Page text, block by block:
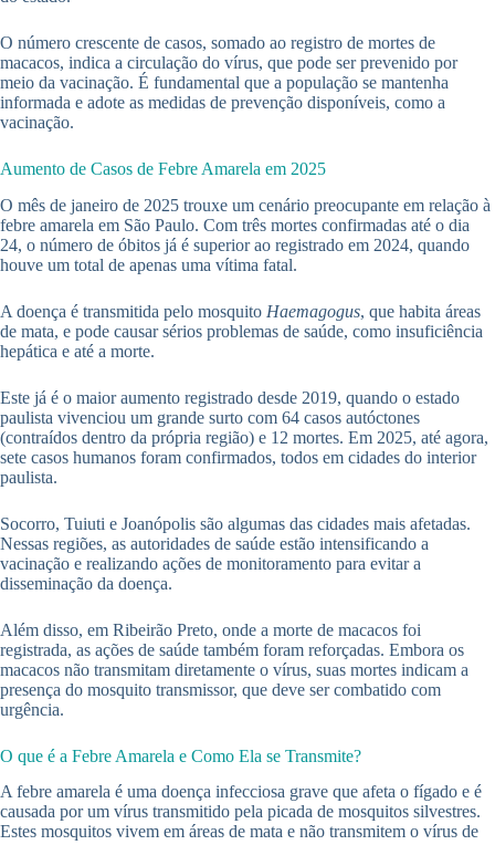
O número crescente de casos, somado ao registro de mortes de
macacos, indica a circulação do vírus, que pode ser prevenido por
meio da vacinação. É fundamental que a população se mantenha
informada e adote as medidas de prevenção disponíveis, como a
vacinação.
Aumento de Casos de Febre Amarela em 2025
O mês de janeiro de 2025 trouxe um cenário preocupante em relação à
febre amarela em São Paulo. Com três mortes confirmadas até o dia
24, o número de óbitos já é superior ao registrado em 2024, quando
houve um total de apenas uma vítima fatal.
A doença é transmitida pelo mosquito Haemagogus, que habita áreas
de mata, e pode causar sérios problemas de saúde, como insuficiência
hepática e até a morte.
Este já é o maior aumento registrado desde 2019, quando o estado
paulista vivenciou um grande surto com 64 casos autóctones
(contraídos dentro da própria região) e 12 mortes. Em 2025, até agora,
sete casos humanos foram confirmados, todos em cidades do interior
paulista.
Socorro, Tuiuti e Joanópolis são algumas das cidades mais afetadas.
Nessas regiões, as autoridades de saúde estão intensificando a
vacinação e realizando ações de monitoramento para evitar a
disseminação da doença.
Além disso, em Ribeirão Preto, onde a morte de macacos foi
registrada, as ações de saúde também foram reforçadas. Embora os
macacos não transmitam diretamente o vírus, suas mortes indicam a
presença do mosquito transmissor, que deve ser combatido com
urgência.
O que é a Febre Amarela e Como Ela se Transmite?
A febre amarela é uma doença infecciosa grave que afeta o fígado e é
causada por um vírus transmitido pela picada de mosquitos silvestres.
Estes mosquitos vivem em áreas de mata e não transmitem o vírus de